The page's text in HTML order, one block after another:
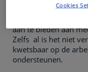
Het is een heel
aan te bieden aan
Zelfs al is het niet
kwetsbaar op de
ondersteunen.
Cookies